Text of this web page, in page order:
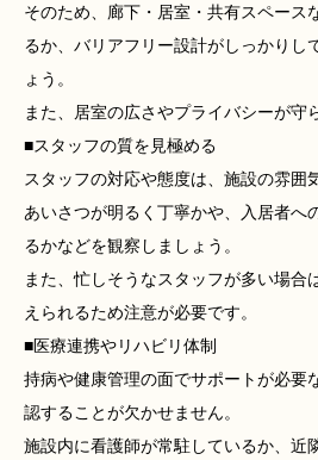
そのため、廊下・居室・共有スペース
るか、バリアフリー設計がしっかりし
ょう。
また、居室の広さやプライバシーが守
■スタッフの質を見極める
スタッフの対応や態度は、施設の雰囲
あいさつが明るく丁寧かや、入居者へ
るかなどを観察しましょう。
また、忙しそうなスタッフが多い場合
えられるため注意が必要です。
■医療連携やリハビリ体制
持病や健康管理の面でサポートが必要
認することが欠かせません。
施設内に看護師が常駐しているか、近